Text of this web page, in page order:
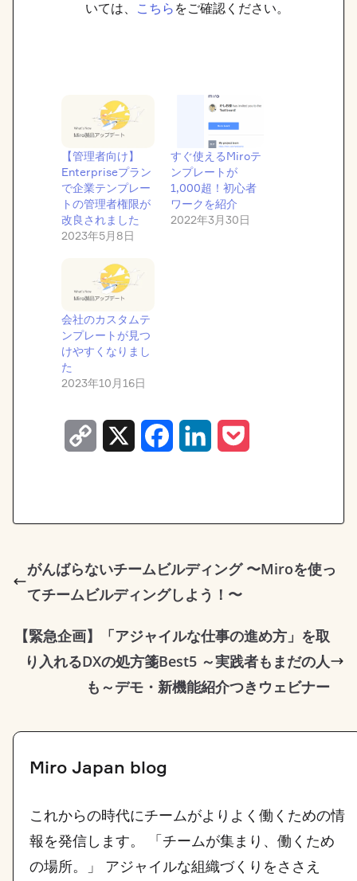
いては、 こちら をご確認ください。
【管理者向け】
Enterpriseプラン
で企業テンプレー
トの管理者権限が
改良されました
2023年5月8日
すぐ使えるMiroテ
ンプレートが
1,000超！初心者
ワークを紹介
2022年3月30日
会社のカスタムテ
ンプレートが見つ
けやすくなりまし
た
2023年10月16日
L
i
k
b
o
k
e
n
e
がんばらないチームビルディング 〜Miroを使っ
てチームビルディングしよう！〜
【緊急企画】「アジャイルな仕事の進め方」を取
り入れるDXの処方箋Best5 ～実践者もまだの人
も～デモ・新機能紹介つきウェビナー
Miro Japan blog
これからの時代にチームがよりよく働くための情
報を発信します。 「チームが集まり、働くため
の場所。」 アジャイルな組織づくりをささえ